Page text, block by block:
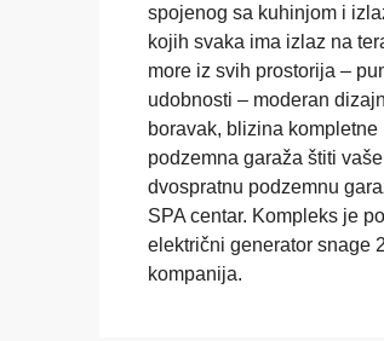
spojenog sa kuhinjom i
kojih svaka ima izlaz na
more iz svih prostorija –
udobnosti – moderan
boravak, blizina
podzemna garaža štiti
dvospratnu podzemnu
SPA centar. Kompleks je
električni generator snage
kompanija.